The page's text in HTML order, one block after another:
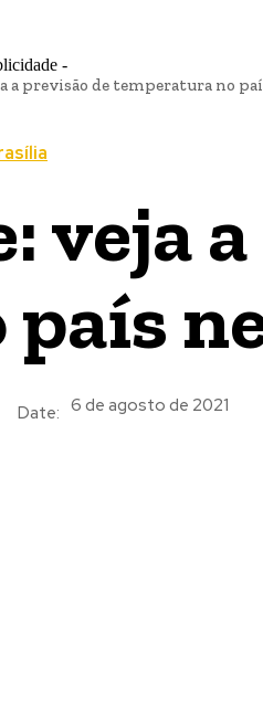
-
a previsão de temperatura no
veja
Date: 6 de agosto de 2021